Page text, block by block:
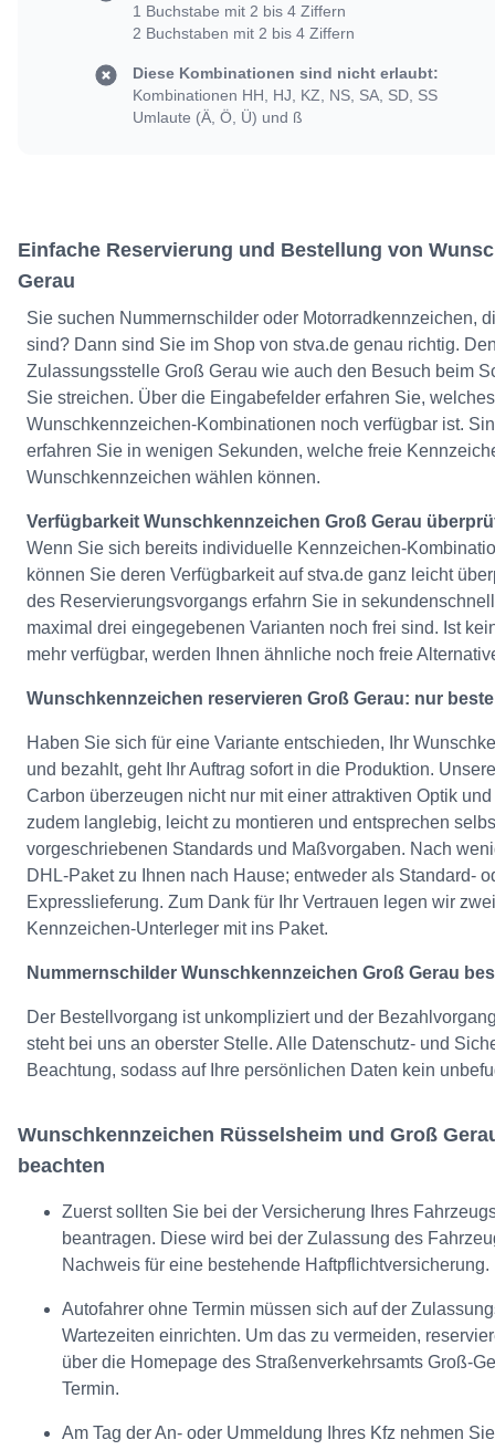
1 Buchstabe mit 2 bis 4 Ziffern
2 Buchstaben mit 2 bis 4 Ziffern
Diese Kombinationen sind nicht erlaubt:
Kombinationen HH, HJ, KZ, NS, SA, SD, SS
Umlaute (Ä, Ö, Ü) und ß
Einfache Reservierung und Bestellung von
Gerau
Sie suchen Nummernschilder oder Motorradkennzeichen,
sind? Dann sind Sie im Shop von stva.de genau richtig.
Zulassungsstelle Groß Gerau wie auch den Besuch beim
Sie streichen. Über die Eingabefelder erfahren Sie,
Wunschkennzeichen-Kombinationen noch verfügbar ist.
erfahren Sie in wenigen Sekunden, welche freie
Wunschkennzeichen wählen können.
Verfügbarkeit Wunschkennzeichen Groß Gerau
Wenn Sie sich bereits individuelle Kennzeichen-
können Sie deren Verfügbarkeit auf stva.de ganz leicht
des Reservierungsvorgangs erfahrn Sie in
maximal drei eingegebenen Varianten noch frei sind. Ist
mehr verfügbar, werden Ihnen ähnliche noch freie
Wunschkennzeichen reservieren Groß Gerau: nur
Haben Sie sich für eine Variante entschieden, Ihr
und bezahlt, geht Ihr Auftrag sofort in die Produktion.
Carbon überzeugen nicht nur mit einer attraktiven Optik
zudem langlebig, leicht zu montieren und entsprechen
vorgeschriebenen Standards und Maßvorgaben. Nach
DHL-Paket zu Ihnen nach Hause; entweder als Standard-
Expresslieferung. Zum Dank für Ihr Vertrauen legen wir
Kennzeichen-Unterleger mit ins Paket.
Nummernschilder Wunschkennzeichen Groß Gerau
Der Bestellvorgang ist unkompliziert und der
steht bei uns an oberster Stelle. Alle Datenschutz- und
Beachtung, sodass auf Ihre persönlichen Daten kein
Wunschkennzeichen Rüsselsheim und Groß
beachten
Zuerst sollten Sie bei der Versicherung Ihres
beantragen. Diese wird bei der Zulassung des
Nachweis für eine bestehende Haftpflichtversicherung.
Autofahrer ohne Termin müssen sich auf der
Wartezeiten einrichten. Um das zu vermeiden,
über die Homepage des Straßenverkehrsamts Groß-
Termin.
Am Tag der An- oder Ummeldung Ihres Kfz nehmen